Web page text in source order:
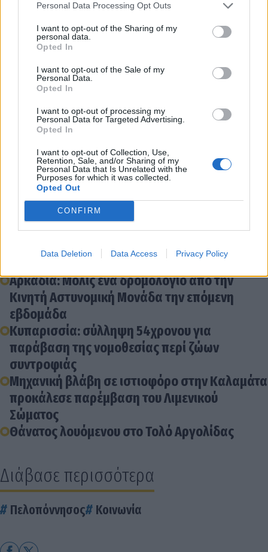
Personal Data Processing Opt Outs
I want to opt-out of the Sharing of my
personal data.
Opted In
I want to opt-out of the Sale of my
Personal Data.
Opted In
I want to opt-out of processing my
Personal Data for Targeted Advertising.
Opted In
I want to opt-out of Collection, Use,
Retention, Sale, and/or Sharing of my
Personal Data that Is Unrelated with the
Purposes for which it was collected.
Opted Out
CONFIRM
Data Deletion Data Access Privacy Policy
Παροχή συνδρομής σε χειριστή σανίδας
όρθιας κωπηλασίας στη Νεάπολη
Συναγερμός στις λιμενικές Αρχές για τον
εντοπισμό 83χρονου αλιέα στον Κακόβατο
Διοικητικές κυρώσεις σε πολίτη που αλίευε
αχινούς στο Λουτράκι
Θάνατος 81χρονου κυβερνήτη ιστιοφόρου στα
Ίσθμια
Κυνηγετικό όπλο εντοπίστηκε εντός της
θάλασσας στο καταφύγιο Πλύτρας
78 μετανάστες και 3 διακινητές
περισυνελέγησαν ανοιχτά της Καλαμάτας
Πυρκαγιά σε ερασιτεχνικό σκάφος ανοιχτά
του Λεωνιδίου
Εντοπισμός 34 αλλοδαπών και σύλληψη των
δύο διακινητών τους στο Γύθειο
Αρκαδία: Μόλις ένα δρομολόγιο από την
Κινητή Αστυνομική Μονάδα την επόμενη
εβδομάδα
Κυπαρισσία: σύλληψη 54χρονου για
παράβαση της νομοθεσίας περί ζώων
συντροφιάς
Μηχανική βλάβη σε ιστιοφόρο στην Καλαμάτα
προκάλεσε παρέμβαση του Λιμενικού
Σώματος
Θάνατος λουόμενου στο Τολό Αργολίδας
Διάβασε περισσότερα
Πελοπόννησος Κοινωνία